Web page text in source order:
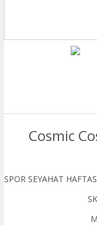
Cosmic
SPOR SEYAHAT